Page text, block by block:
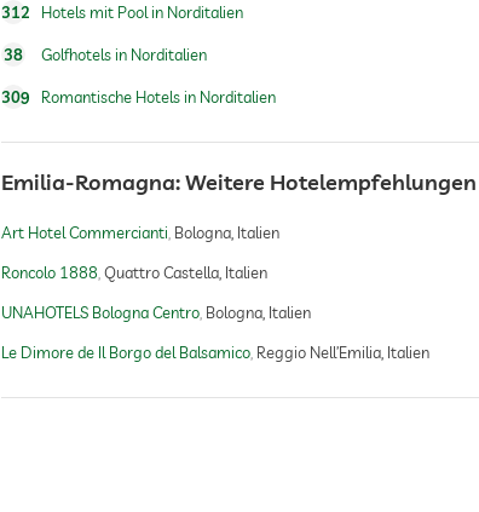
312 Hotels mit Pool in Norditalien
38 Golfhotels in Norditalien
309 Romantische Hotels in Norditalien
Emilia-Romagna: Weitere Hotelempfehlungen
Art Hotel Commercianti Bologna, Italien
Roncolo 1888 Quattro Castella, Italien
UNAHOTELS Bologna Centro Bologna, Italien
Le Dimore de Il Borgo del Balsamico Reggio Nell’Emilia, Italien